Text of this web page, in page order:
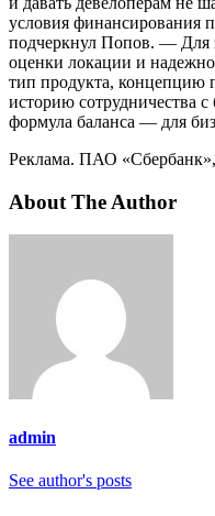
условия финансирования
подчеркнул Попов. — Для
оценки локации и
тип продукта, концепцию
историю сотрудничества
формула баланса — для
Реклама. ПАО
About The Author
admin
See author's posts